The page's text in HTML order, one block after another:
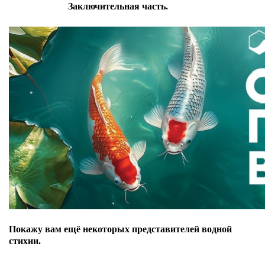
Заключительная часть.
Покажу вам ещё некоторых представителей водной
стихии.